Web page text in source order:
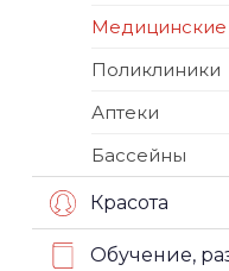
Поликлиники
Аптеки
Бассейны
Красота
Обучение,